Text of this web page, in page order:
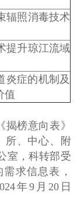
辐照消毒技术
提升琼江流域
炎症的机制及
值
榜意向表》
所、中心、附
室，科转部受
求信息表，
年9月20日